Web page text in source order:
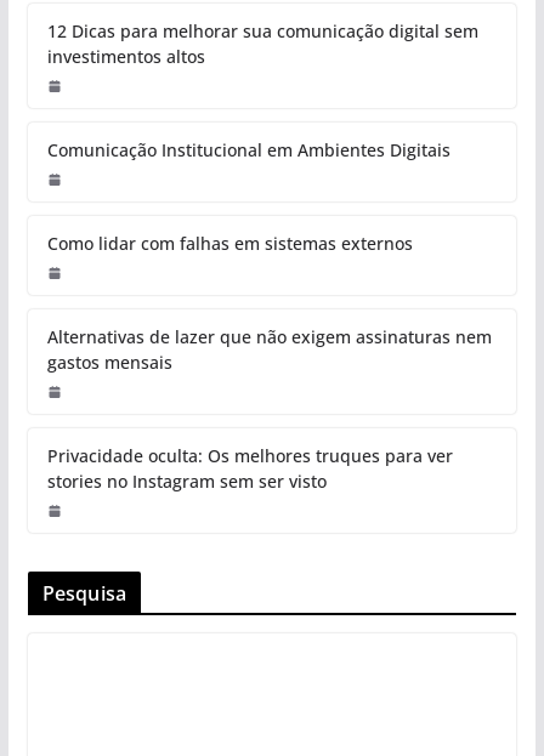
12 Dicas para melhorar sua comunicação digital sem
investimentos altos
Comunicação Institucional em Ambientes Digitais
Como lidar com falhas em sistemas externos
Alternativas de lazer que não exigem assinaturas nem
gastos mensais
Privacidade oculta: Os melhores truques para ver
stories no Instagram sem ser visto
Pesquisa